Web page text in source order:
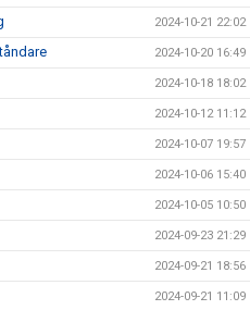
2024-10-21 22:02
2024-10-20 16:49
2024-10-18 18:02
2024-10-12 11:12
2024-10-07 19:57
2024-10-06 15:40
2024-10-05 10:50
2024-09-23 21:29
2024-09-21 18:56
2024-09-21 11:09